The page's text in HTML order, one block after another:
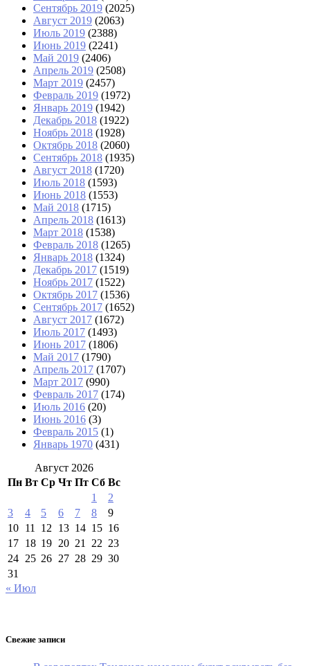
Сентябрь 2019 (2025)
Август 2019 (2063)
Июль 2019 (2388)
Июнь 2019 (2241)
Май 2019 (2406)
Апрель 2019 (2508)
Март 2019 (2457)
Февраль 2019 (1972)
Январь 2019 (1942)
Декабрь 2018 (1922)
Ноябрь 2018 (1928)
Октябрь 2018 (2060)
Сентябрь 2018 (1935)
Август 2018 (1720)
Июль 2018 (1593)
Июнь 2018 (1553)
Май 2018 (1715)
Апрель 2018 (1613)
Март 2018 (1538)
Февраль 2018 (1265)
Январь 2018 (1324)
Декабрь 2017 (1519)
Ноябрь 2017 (1522)
Октябрь 2017 (1536)
Сентябрь 2017 (1652)
Август 2017 (1672)
Июль 2017 (1493)
Июнь 2017 (1806)
Май 2017 (1790)
Апрель 2017 (1707)
Март 2017 (990)
Февраль 2017 (174)
Июль 2016 (20)
Июнь 2016 (3)
Февраль 2015 (1)
Январь 1970 (431)
Август 2026
Пн Вт Ср Чт Пт Сб Вс
1
2
3
4 5 6 7 8
9
10 11 12 13 14 15 16
17 18 19 20 21 22 23
24 25 26 27 28 29 30
31
« Июл
Свежие записи